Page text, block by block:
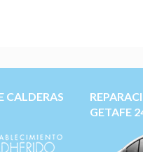
CALDERAS
GETAFE